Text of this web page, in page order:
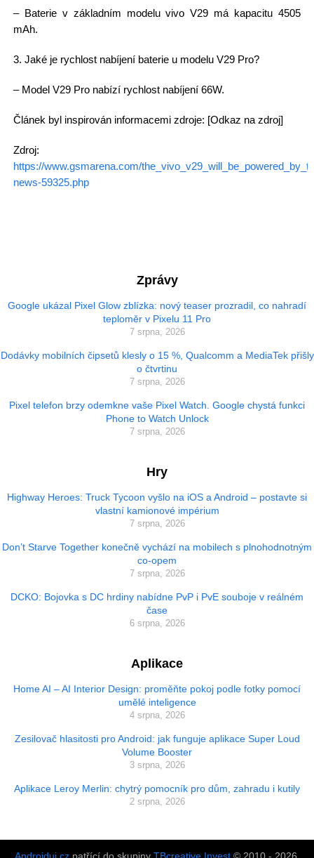
– Baterie v základním modelu vivo V29 má kapacitu 4505
mAh.
3. Jaké je rychlost nabíjení baterie u modelu V29 Pro?
– Model V29 Pro nabízí rychlost nabíjení 66W.
Článek byl inspirován informacemi zdroje: [Odkaz na zdroj]
Zdroj:
https://www.gsmarena.com/
news-59325.php
Zprávy
Google ukázal Pixel Glow zblízka: nový teaser prozradil, co nahradí
teploměr v Pixelu 11 Pro
7 srpna, 2026
Dodávky mobilních čipsetů klesly o 15 %, Qualcomm a MediaTek přišly
o čtvrtinu
7 srpna, 2026
Pixel telefon brzy odemkne vaše Pixel Watch. Google chystá funkci
Phone to Watch Unlock
7 srpna, 2026
Hry
Highway Heroes: Truck Tycoon vyšlo na iOS a Android – postavte si
vlastní kamionové impérium
7 srpna, 2026
Don’t Starve Together konečně vychází na mobilech s plnohodnotným
co-opem
7 srpna, 2026
DCKO: Bojovka s DC hrdiny nabídne PvP i PvE souboje v reálném
čase
6 srpna, 2026
Aplikace
Home AI – AI Interior Design: proměňte pokoj podle fotky pomocí
umělé inteligence
4 srpna, 2026
Zesilovač hlasitosti pro Android: jak funguje aplikace Super Loud
Volume Booster
3 srpna, 2026
Aplikace Leroy Merlin: chytrý pomocník pro dům, zahradu i kutily
2 srpna, 2026